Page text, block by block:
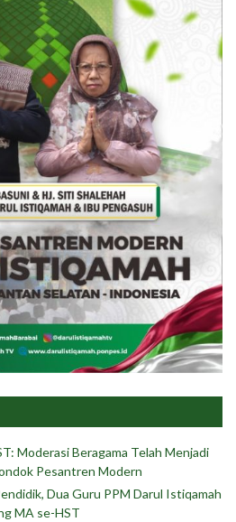
Moderasi Beragama Telah Menjadi
Pesantren Modern
Dua Guru PPM Darul Istiqamah
MA se-HST